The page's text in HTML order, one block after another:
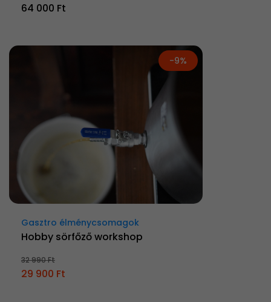
64 000 Ft
-9%
Gasztro élménycsomagok
Hobby sörfőző workshop
32 990 Ft
29 900 Ft